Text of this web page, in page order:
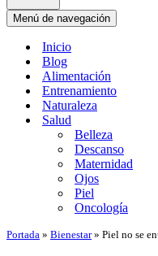
Menú de navegación
Inicio
Blog
Alimentación
Entrenamiento
Naturaleza
Salud
Belleza
Descanso
Maternidad
Ojos
Piel
Oncología
Portada » Bienestar» Piel no se